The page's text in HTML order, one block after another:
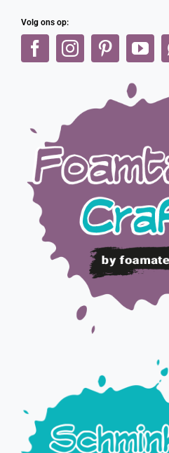
Volg ons op: